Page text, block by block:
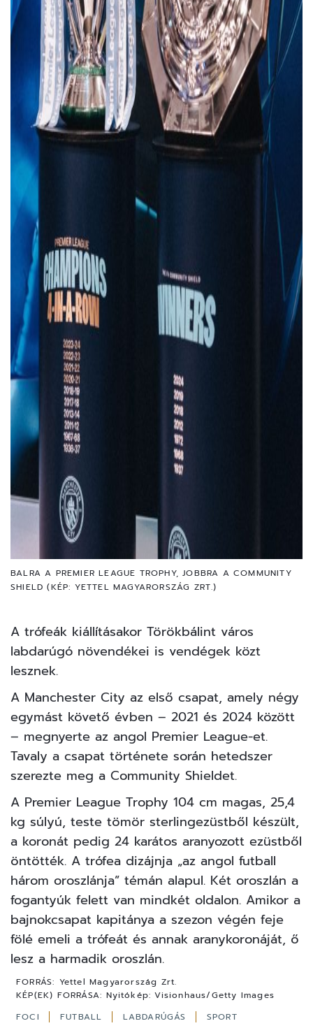
BALRA A PREMIER LEAGUE TROPHY, JOBBRA A COMMUNITY
SHIELD (KÉP: YETTEL MAGYARORSZÁG ZRT.)
A trófeák kiállításakor Törökbálint város
labdarúgó növendékei is vendégek közt
lesznek.
A Manchester City az első csapat, amely négy
egymást követő évben – 2021 és 2024 között
– megnyerte az angol Premier League-et.
Tavaly a csapat története során hetedszer
szerezte meg a Community Shieldet.
A Premier League Trophy 104 cm magas, 25,4
kg súlyú, teste tömör sterlingezüstből készült,
a koronát pedig 24 karátos aranyozott ezüstből
öntötték. A trófea dizájnja „az angol futball
három oroszlánja” témán alapul. Két oroszlán a
fogantyúk felett van mindkét oldalon. Amikor a
bajnokcsapat kapitánya a szezon végén feje
fölé emeli a trófeát és annak aranykoronáját, ő
lesz a harmadik oroszlán.
FORRÁS: Yettel Magyarország Zrt.
KÉP(EK) FORRÁSA: Nyitókép: Visionhaus/Getty Images
FOCI
FUTBALL LABDARÚGÁS SPORT